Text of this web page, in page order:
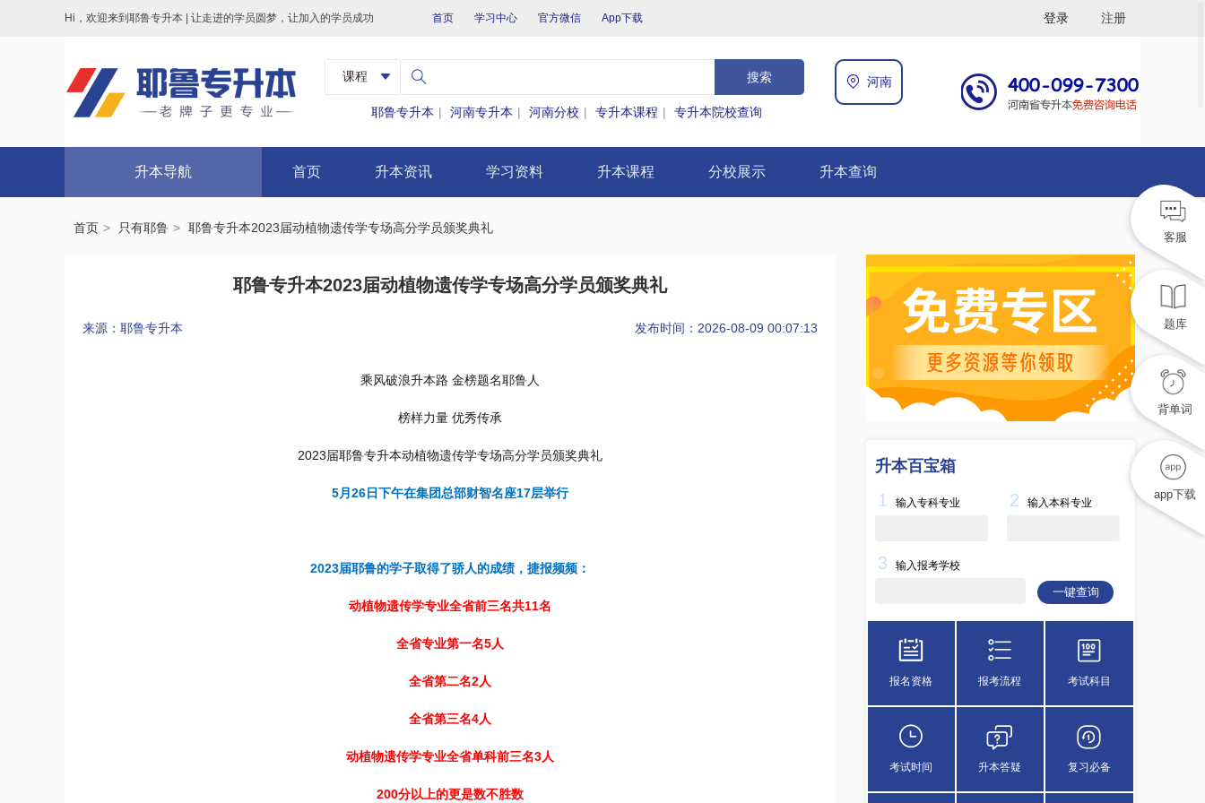
Hi，欢迎来到耶鲁专升本 | 让走进的学员圆梦，让加入的学员成功 首页 学习中心 官方微信 App下载 登录 注册
搜索
耶鲁专升本 | 河南专升本 | 河南分校 | 专升本课程 | 专升本院校查询
河南
升本导航 首页 升本资讯 学习资料 升本课程 分校展示 升本查询
首页 只有耶鲁 耶鲁专升本2023届动植物遗传学专场高分学员颁奖典礼
耶鲁专升本2023届动植物遗传学专场高分学员颁奖典礼
来源：耶鲁专升本 发布时间：2026-08-09 00:07:13
乘风破浪升本路 金榜题名耶鲁人
榜样力量 优秀传承
2023届耶鲁专升本动植物遗传学专场高分学员颁奖典礼
5月26日下午在集团总部财智名座17层举行
2023届耶鲁的学子取得了骄人的成绩，捷报频频：
动植物遗传学专业全省前三名共11名
全省专业第一名5人
全省第二名2人
全省第三名4人
动植物遗传学专业全省单科前三名3人
200分以上的更是数不胜数
升本百宝箱
1 输入专科专业 2 输入本科专业
3 输入报考学校
一键查询
报名资格 报考流程 考试科目
考试时间 升本答疑 复习必备
客服
题库
背单词
app下载